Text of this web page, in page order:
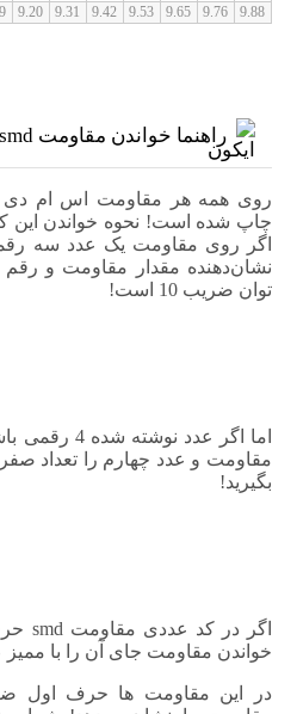
9.88
9.76
9.65
9.53
9.42
9.31
9.20
راهنما خواندن مقاومت smd
چاپ شده است! نحوه خواندن
نشان‌دهنده مقدار مقاومت و رقم
توان ضریب 10 است!
بگیرید!
خواندن مقاومت جای آن را با
در این مقاومت ها حرف اول